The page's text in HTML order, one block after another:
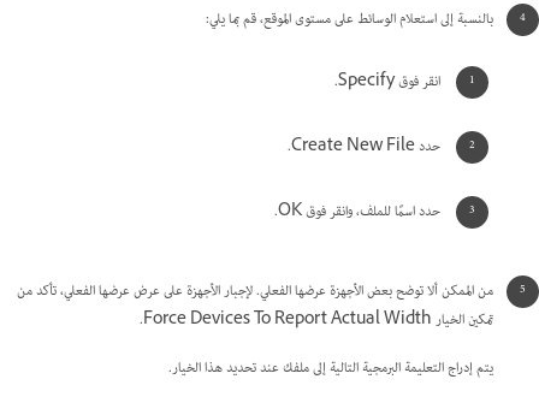
بالنسبة إلى استعلام الوسائط على مستوى الموقع، قم بما يلي:
انقر فوق Specify.
حدد Create New File.
حدد اسمًا للملف، وانقر فوق OK.
من الممكن ألا توضح بعض الأجهزة عرضها الفعلي. لإجبار الأجهزة على عرض عرضها الفعلي، تأكد من
تمكين الخيار Force Devices To Report Actual Width.
يتم إدراج التعليمة البرمجية التالية إلى ملفك عند تحديد هذا الخيار.